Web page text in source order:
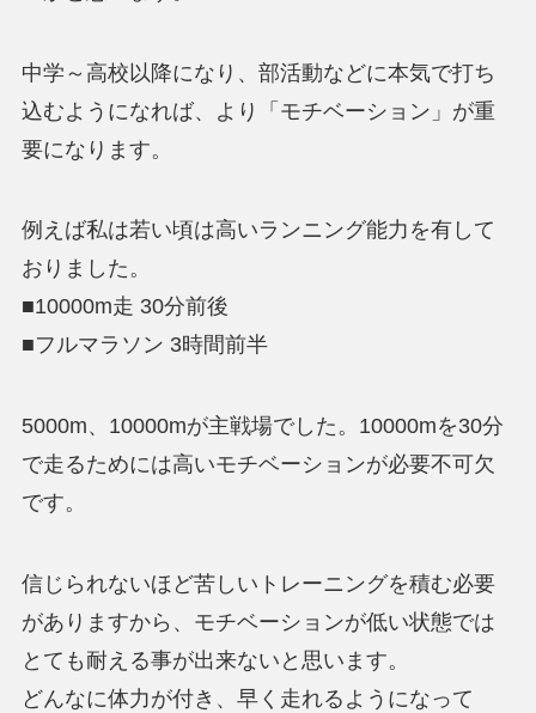
中学～高校以降になり、部活動などに本気で打ち
込むようになれば、より「モチベーション」が重
要になります。
例えば私は若い頃は高いランニング能力を有して
おりました。
■10000m走 30分前後
■フルマラソン 3時間前半
5000m、10000mが主戦場でした。10000mを30分
で走るためには高いモチベーションが必要不可欠
です。
信じられないほど苦しいトレーニングを積む必要
がありますから、モチベーションが低い状態では
とても耐える事が出来ないと思います。
どんなに体力が付き、早く走れるようになって